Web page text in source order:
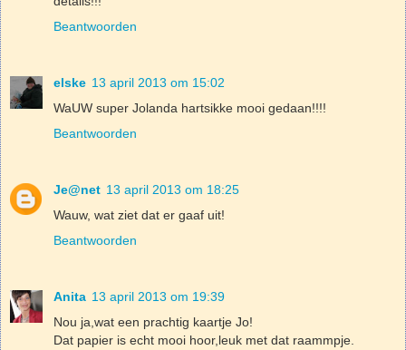
Beantwoorden
elske 13 april 2013 om 15:02
WaUW super Jolanda hartsikke mooi gedaan!!!!
Beantwoorden
Je@net 13 april 2013 om 18:25
Wauw, wat ziet dat er gaaf uit!
Beantwoorden
Anita 13 april 2013 om 19:39
Nou ja,wat een prachtig kaartje Jo!
Dat papier is echt mooi hoor,leuk met dat raammpje.